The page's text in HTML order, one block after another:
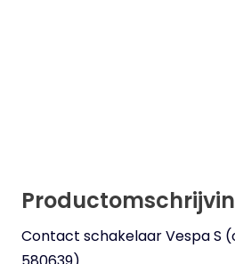
Contact schakelaar Vespa S